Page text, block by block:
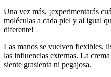
Una vez más, ¡experimentarás
moléculas a cada piel y al igual
diferente!
Las manos se vuelven flexibles,
las influencias externas. La
siente grasienta ni pegajosa.